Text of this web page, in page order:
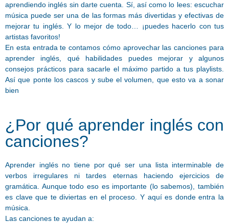
aprendiendo inglés sin darte cuenta. Sí, así como lo lees: escuchar
música puede ser una de las formas más divertidas y efectivas de
mejorar tu inglés. Y lo mejor de todo… ¡puedes hacerlo con tus
artistas favoritos!
En esta entrada te contamos cómo aprovechar las canciones para
aprender inglés, qué habilidades puedes mejorar y algunos
consejos prácticos para sacarle el máximo partido a tus playlists.
Así que ponte los cascos y sube el volumen, que esto va a sonar
bien
¿Por qué aprender inglés con
canciones?
Aprender inglés no tiene por qué ser una lista interminable de
verbos irregulares ni tardes eternas haciendo ejercicios de
gramática. Aunque todo eso es importante (lo sabemos), también
es clave que te diviertas en el proceso. Y aquí es donde entra la
música.
Las canciones te ayudan a: